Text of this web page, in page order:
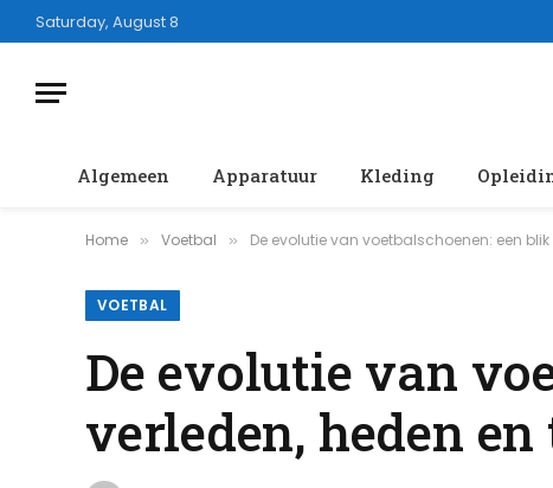
Saturday, August 8
Algemeen Apparatuur Kleding
Home » Voetbal » De evolutie van voetbalschoenen: een
VOETBAL
De evolutie van
verleden, heden